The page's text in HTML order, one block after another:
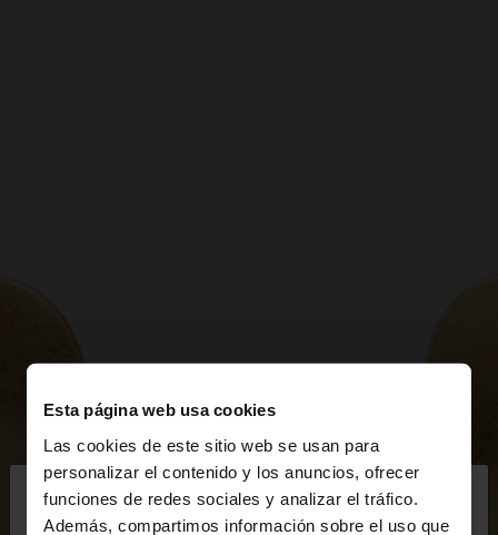
Esta página web usa cookies
Las cookies de este sitio web se usan para
personalizar el contenido y los anuncios, ofrecer
funciones de redes sociales y analizar el tráfico.
Además, compartimos información sobre el uso que
hola